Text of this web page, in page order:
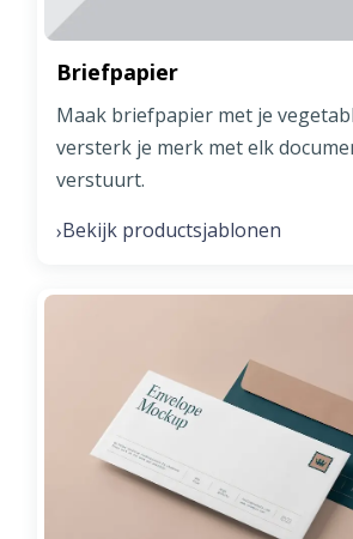
Briefpapier
Maak briefpapier met je
versterk je merk met elk
verstuurt.
›Bekijk productsjablonen